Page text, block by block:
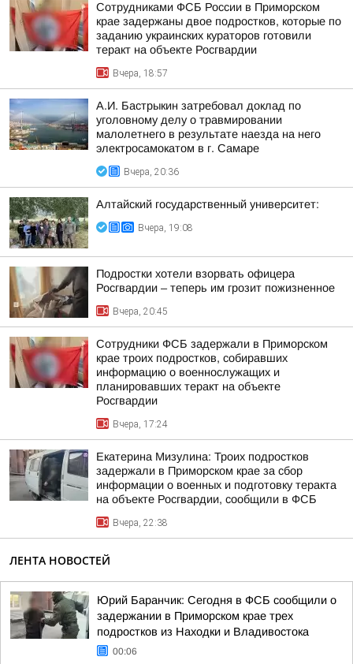
Сотрудниками ФСБ России в Приморском
крае задержаны двое подростков, которые по
заданию украинских кураторов готовили
теракт на объекте Росгвардии
Вчера, 18:57
А.И. Бастрыкин затребовал доклад по
уголовному делу о травмировании
малолетнего в результате наезда на него
электросамокатом в г. Самаре
Вчера, 20:36
Алтайский государственный университет:
Вчера, 19:08
Подростки хотели взорвать офицера
Росгвардии – теперь им грозит пожизненное
Вчера, 20:45
Сотрудники ФСБ задержали в Приморском
крае троих подростков, собиравших
информацию о военнослужащих и
планировавших теракт на объекте
Росгвардии
Вчера, 17:24
Екатерина Мизулина: Троих подростков
задержали в Приморском крае за сбор
информации о военных и подготовку теракта
на объекте Росгвардии, сообщили в ФСБ
Вчера, 22:38
ЛЕНТА НОВОСТЕЙ
Юрий Баранчик: Сегодня в ФСБ сообщили о
задержании в Приморском крае трех
подростков из Находки и Владивостока
00:06